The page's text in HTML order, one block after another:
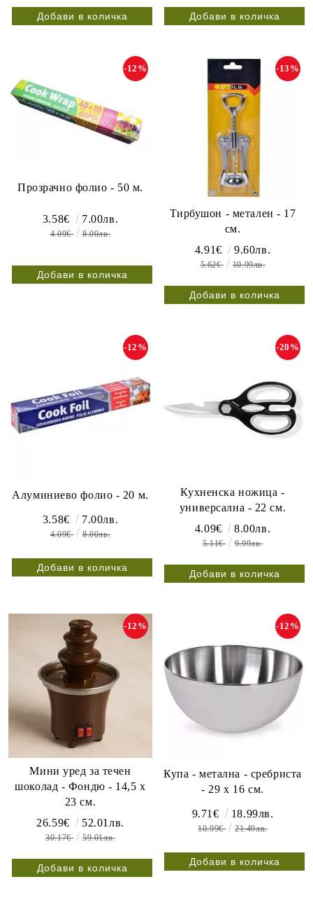
Прозрачно фолио - 50 м.
-12%
3.58€ 7.00лв.
4.09€ 8.00лв.
Тирбушон - метален - 17
см.
-13%
4.91€ 9.60лв.
5.62€ 10.99лв.
Алуминиево фолио - 20 м.
-12%
3.58€ 7.00лв.
4.09€ 8.00лв.
Кухненска ножица -
универсална - 22 см.
-20%
4.09€ 8.00лв.
5.11€ 9.99лв.
Мини уред за течен
шоколад - Фондю - 14,5 x
23 см.
-12%
26.59€ 52.01лв.
30.17€ 59.01лв.
Купа - метална - сребриста
- 29 х 16 см.
-12%
9.71€ 18.99лв.
10.99€ 21.49лв.